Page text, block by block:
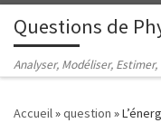
Passer au contenu
Questions de
Analyser, Modéliser,
Accueil»question »